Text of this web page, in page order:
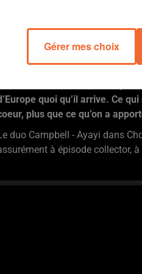
Ayayi aussi va très
avec l’amour et le respect
rendre la pareille dans le
quoi qu’il arrive. Ce
plus que ce qu’on a
duo Campbell - Ayayi dans
à épisode collector, à
Gérer mes choix